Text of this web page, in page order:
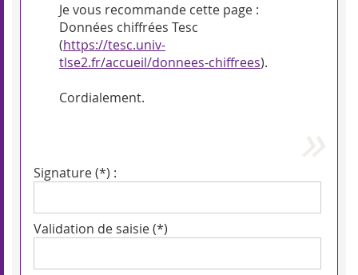
Je vous recommande cette page :
Données chiffrées Tesc
(https://tesc.univ-
tlse2.fr/accueil/donnees-chiffrees).
Cordialement.
Signature (*) :
Validation de saisie (*)